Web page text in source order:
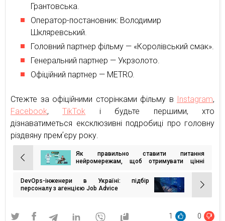
Грантовська.
Оператор-постановник: Володимир
Шкляревський.
Головний партнер фільму — «Королівський смак».
Генеральний партнер — Укрзолото.
Офіційний партнер — METRO.
Стежте за офіційними сторінками фільму в Instagram,
Facebook,TikTok і будьте першими, хто
дізнаватиметься ексклюзивні подробиці про головну
різдвяну премʼєру року.
Навігація
записів
Як правильно ставити питання
нейромережам, щоб отримувати цінні
DevOps-інженери в Україні: підбір
персоналу з агенцією Job Advice
1 0